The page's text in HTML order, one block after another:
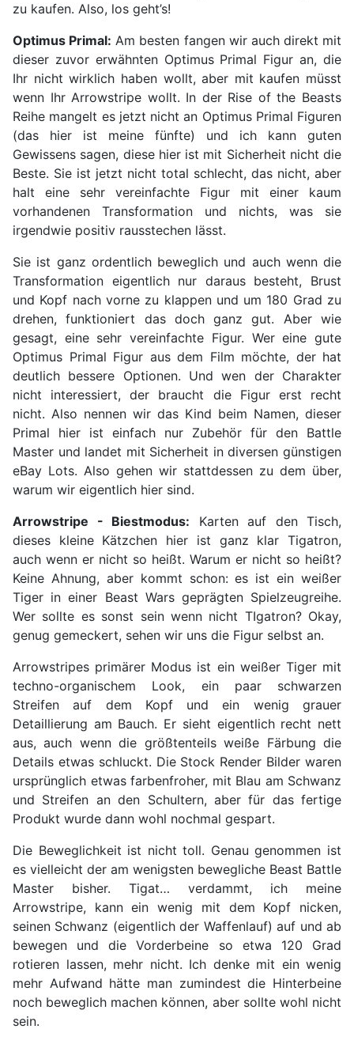
zu kaufen. Also, los geht’s!
Optimus Primal: Am besten fangen wir auch direkt mit
dieser zuvor erwähnten Optimus Primal Figur an, die
Ihr nicht wirklich haben wollt, aber mit kaufen müsst
wenn Ihr Arrowstripe wollt. In der Rise of the Beasts
Reihe mangelt es jetzt nicht an Optimus Primal Figuren
(das hier ist meine fünfte) und ich kann guten
Gewissens sagen, diese hier ist mit Sicherheit nicht die
Beste. Sie ist jetzt nicht total schlecht, das nicht, aber
halt eine sehr vereinfachte Figur mit einer kaum
vorhandenen Transformation und nichts, was sie
irgendwie positiv rausstechen lässt.
Sie ist ganz ordentlich beweglich und auch wenn die
Transformation eigentlich nur daraus besteht, Brust
und Kopf nach vorne zu klappen und um 180 Grad zu
drehen, funktioniert das doch ganz gut. Aber wie
gesagt, eine sehr vereinfachte Figur. Wer eine gute
Optimus Primal Figur aus dem Film möchte, der hat
deutlich bessere Optionen. Und wen der Charakter
nicht interessiert, der braucht die Figur erst recht
nicht. Also nennen wir das Kind beim Namen, dieser
Primal hier ist einfach nur Zubehör für den Battle
Master und landet mit Sicherheit in diversen günstigen
eBay Lots. Also gehen wir stattdessen zu dem über,
warum wir eigentlich hier sind.
Arrowstripe - Biestmodus: Karten auf den Tisch,
dieses kleine Kätzchen hier ist ganz klar Tigatron,
auch wenn er nicht so heißt. Warum er nicht so heißt?
Keine Ahnung, aber kommt schon: es ist ein weißer
Tiger in einer Beast Wars geprägten Spielzeugreihe.
Wer sollte es sonst sein wenn nicht TIgatron? Okay,
genug gemeckert, sehen wir uns die Figur selbst an.
Arrowstripes primärer Modus ist ein weißer Tiger mit
techno-organischem Look, ein paar schwarzen
Streifen auf dem Kopf und ein wenig grauer
Detaillierung am Bauch. Er sieht eigentlich recht nett
aus, auch wenn die größtenteils weiße Färbung die
Details etwas schluckt. Die Stock Render Bilder waren
ursprünglich etwas farbenfroher, mit Blau am Schwanz
und Streifen an den Schultern, aber für das fertige
Produkt wurde dann wohl nochmal gespart.
Die Beweglichkeit ist nicht toll. Genau genommen ist
es vielleicht der am wenigsten bewegliche Beast Battle
Master bisher. Tigat… verdammt, ich meine
Arrowstripe, kann ein wenig mit dem Kopf nicken,
seinen Schwanz (eigentlich der Waffenlauf) auf und ab
bewegen und die Vorderbeine so etwa 120 Grad
rotieren lassen, mehr nicht. Ich denke mit ein wenig
mehr Aufwand hätte man zumindest die Hinterbeine
noch beweglich machen können, aber sollte wohl nicht
sein.